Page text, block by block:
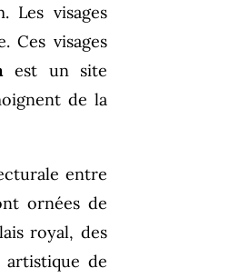
Les visages
Ces visages
est un site
de la
entre
ornées de
royal, des
artistique de